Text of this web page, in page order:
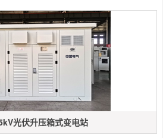
光伏升压箱式变电站